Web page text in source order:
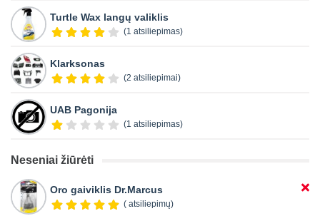
Turtle Wax langų valiklis
(1 atsiliepimas)
Klarksonas
(2 atsiliepimai)
UAB Pagonija
(1 atsiliepimas)
Neseniai žiūrėti
Oro gaiviklis Dr.Marcus
( atsiliepimų)